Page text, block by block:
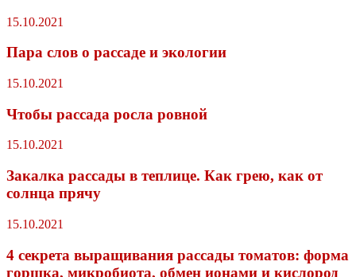
15.10.2021
Пара слов о рассаде и экологии
15.10.2021
Чтобы рассада росла ровной
15.10.2021
Закалка рассады в теплице. Как грею, как от
солнца прячу
15.10.2021
4 секрета выращивания рассады томатов: форма
горшка, микробиота, обмен ионами и кислород